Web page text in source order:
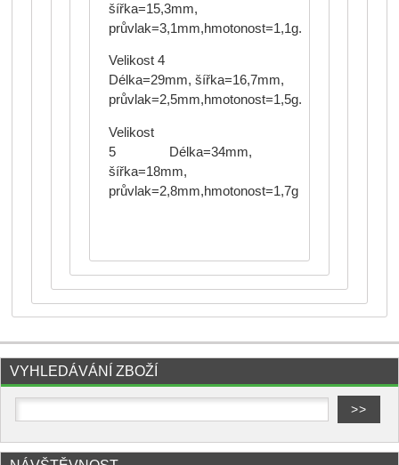
šířka=15,3mm,
průvlak=3,1mm,hmotonost=1,1g.
Velikost 4
Délka=29mm, šířka=16,7mm,
průvlak=2,5mm,hmotonost=1,5g.
Velikost
5 Délka=34mm,
šířka=18mm,
průvlak=2,8mm,hmotonost=1,7g
VYHLEDÁVÁNÍ ZBOŽÍ